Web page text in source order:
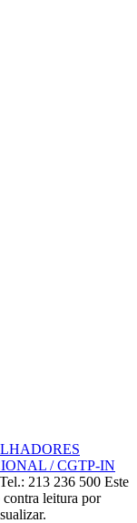
/ CGTP-IN
Tel.: 213 236 500 Este
contra leitura por